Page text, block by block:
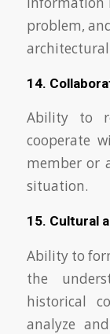
problem,
14.
Ability to
cooperate
member or
situation.
15. Cultural
Ability to
the
historical
analyze